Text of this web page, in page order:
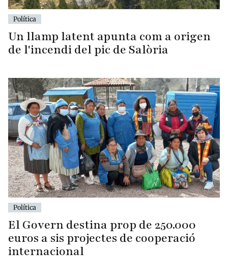
Política
Un llamp latent apunta com a origen
de l'incendi del pic de Salòria
Política
El Govern destina prop de 250.000
euros a sis projectes de cooperació
internacional